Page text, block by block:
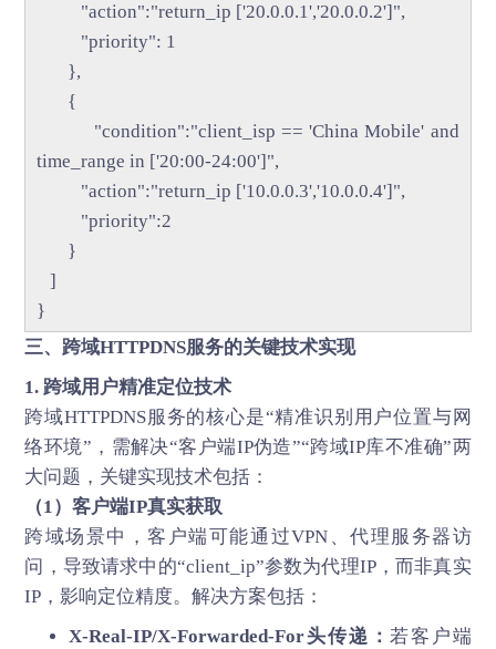
"action":"return_ip ['20.0.0.1','20.0.0.2']",
"priority": 1
},
{
"condition":"client_isp == 'China Mobile' and
time_range in ['20:00-24:00']",
"action":"return_ip ['10.0.0.3','10.0.0.4']",
"priority":2
}
]
}
三、跨域HTTPDNS服务的关键技术实现
1. 跨域用户精准定位技术
跨域HTTPDNS服务的核心是“精准识别用户位置与网
络环境”，需解决“客户端IP伪造”“跨域IP库不准确”两
大问题，关键实现技术包括：
（1）客户端IP真实获取
跨域场景中，客户端可能通过VPN、代理服务器访
问，导致请求中的“client_ip”参数为代理IP，而非真实
IP，影响定位精度。解决方案包括：
X-Real-IP/X-Forwarded-For头传递：若客户端